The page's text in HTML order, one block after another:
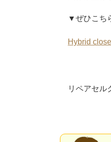
▼ぜひこち
Hybrid
リペアセル